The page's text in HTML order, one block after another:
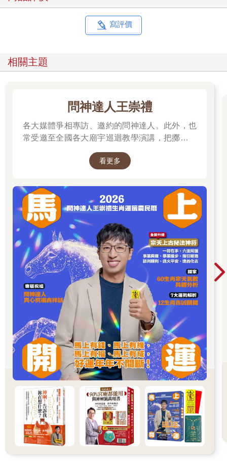
就是我們自己內在的「無意識」。今天如果面對的是宇宙，各國
都願意傾注龐大預算發射火箭，企圖盡可能獲取更多相關資訊；
然而人們對於自己體內的宇宙──無意識，實在過於漠不關心且無
之間的厚牆如熱霾蒸騰般模糊消逝。因為築起厚牆的，從來就只
極度狹隘、淺薄的表層意識來判斷事物價值，徒勞枉然莫此為
我在二○一七年有機會在NHK廣播節目《閱讀心靈》中，十三次
暢談「與無意識的對話」這個主題。那時候我公開表示，無意識
的核心內部絕對存在「光之意識」。就像地核中存在岩漿一樣。
以此觀點而言，「異界探訪」正是透過非日常性體驗，突破膚淺
的自我意識，逐步揭露無意識的領域深處。同時，也是在那裡，
存在心懷敬畏。也因此，單憑赤裸裸呈現強烈自我私心的冒險慾
望，遠赴偏遠地區，終究還稱不上是「異界探訪」。
而最終，如果能在異界與「光之意識」相遇，則是無上的幸運。
因為，與「光之意識」相遇無法刻意籌謀。或許也有人會認為，
那種體驗到底有什麼用呢？受到「光之意識」啟發，能獲得的是
「自由的精神」。運用「自由的精神」將每天的生活過得多有創
造性，則決定了那個人的價值，這麼說一點也不為過。人類會因
為本身主觀臆測，限縮自己的世界。也就是說，思維模式完全遭
受成長環境或與生俱來的基因相關因素制約。然而，大多數人類
甚至沒有察覺到這樣的事實，深受其苦。
聽說，有數十萬人由於小學時期遭受霸凌，到了三、四十歲，仍
無法擺脫繭居生活。說可憐也是可憐，只是希望他們早日察覺自
己陷入的蟻獅地獄坑。我希望，那些人務必閱讀本書。他們需要
擁有從目前處境往外踏出一步的勇氣。也希望，他們別懷疑自己
內心還有一個完全沒有受到傷害的自己。那正是「光之意識」。
「異界探訪」也為遭受膚淺理性主義洗腦的現代人，提供了反題
（antithese）。近代理性主義，說起來就像薄皮甜饅頭的薄皮一
樣；而不吃紅豆內餡卻自以為吃了整顆甜饅頭的，就是現代人。
薄皮甜饅頭的薄皮並非一無是處，只是「現代」就是充斥著沒勇
氣剝除表層意識薄皮的知識份子，得意洋洋對虛妄理論高談闊論
的時代。證據就是，現代社會中常出現知識分子自殺的情況。
本書接下來所寫的，全都是我親身經歷的個人真實體驗，毫無虛
假。由於是個人真實體驗，所以也沒有向他人實證可信度的必
要；只不過，要是讀者心懷猜疑閱讀，或許會成為非常痛苦的閱
讀體驗。為此，我有個建議：請從一開始就將本書視為小說閱
寫評價
相關主題
問神達人王崇禮
各大媒體爭相專訪、邀約的問神達人。此外，也
常受邀至全國各大廟宇巡迴教學演講，把擲筊、
看更多